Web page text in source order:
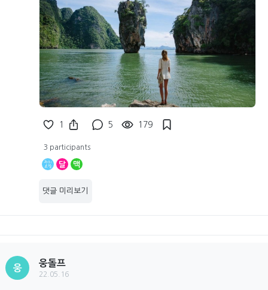
1 5 179
3 participants
달 맥
댓글 미리보기
웅
웅돌프
22.05.16